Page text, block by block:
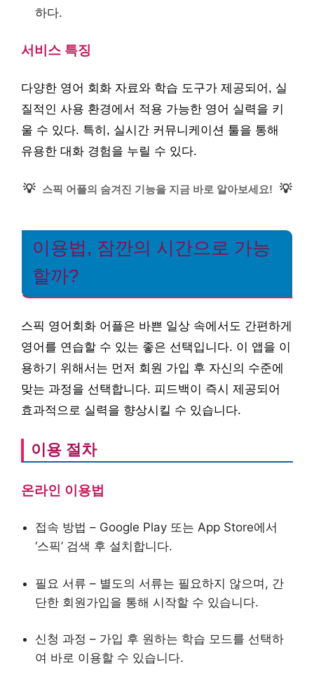
하다.
서비스 특징
다양한 영어 회화 자료와 학습 도구가 제공되어, 실
질적인 사용 환경에서 적용 가능한 영어 실력을 키
울 수 있다. 특히, 실시간 커뮤니케이션 툴을 통해
유용한 대화 경험을 누릴 수 있다.
💡 스픽 어플의 숨겨진 기능을 지금 바로 알아보세요! 💡
이용법, 잠깐의 시간으로 가능
할까?
스픽 영어회화 어플은 바쁜 일상 속에서도 간편하게
영어를 연습할 수 있는 좋은 선택입니다. 이 앱을 이
용하기 위해서는 먼저 회원 가입 후 자신의 수준에
맞는 과정을 선택합니다. 피드백이 즉시 제공되어
효과적으로 실력을 향상시킬 수 있습니다.
이용 절차
온라인 이용법
접속 방법 – Google Play 또는 App Store에서
‘스픽’ 검색 후 설치합니다.
필요 서류 – 별도의 서류는 필요하지 않으며, 간
단한 회원가입을 통해 시작할 수 있습니다.
신청 과정 – 가입 후 원하는 학습 모드를 선택하
여 바로 이용할 수 있습니다.